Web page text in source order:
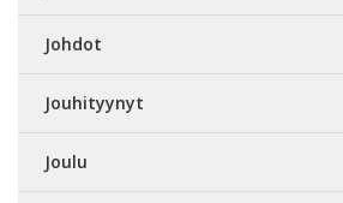
Johdot
Jouhityynyt
Joulu